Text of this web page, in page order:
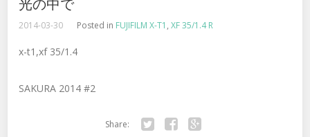
2014-03-30 Posted in FUJIFILM X-T1 ,XF 35/1.4 R
x-t1,xf 35/1.4
SAKURA 2014 #2
Share: